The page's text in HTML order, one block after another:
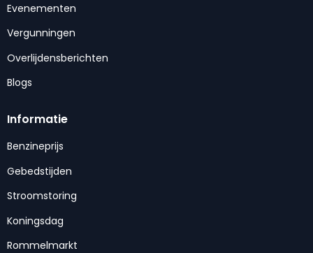
Evenementen
Vergunningen
Overlijdensberichten
Blogs
Informatie
Benzineprijs
Gebedstijden
Stroomstoring
Koningsdag
Rommelmarkt